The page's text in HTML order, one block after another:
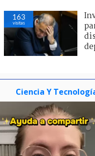
163
visitas
Ciencia Y